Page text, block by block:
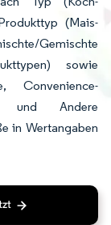
(Mais-
Gemischte
sowie
Convenience-
und Andere
in Wertangaben